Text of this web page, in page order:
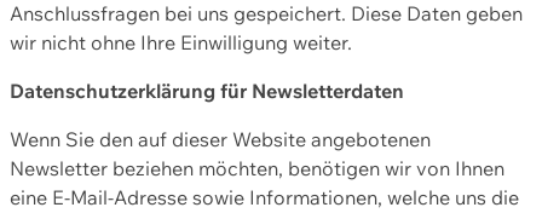
Anschlussfragen bei uns gespeichert. Diese Daten geben
wir nicht ohne Ihre Einwilligung weiter.
Datenschutzerklärung für Newsletterdaten
Wenn Sie den auf dieser Website angebotenen
Newsletter beziehen möchten, benötigen wir von Ihnen
eine E-Mail-Adresse sowie Informationen, welche uns die